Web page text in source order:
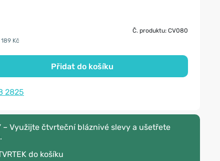
Č. produktu: CV080
Kč
Přidat do košíku
2825
– Využijte čtvrteční bláznivé slevy a ušetřete
do košíku